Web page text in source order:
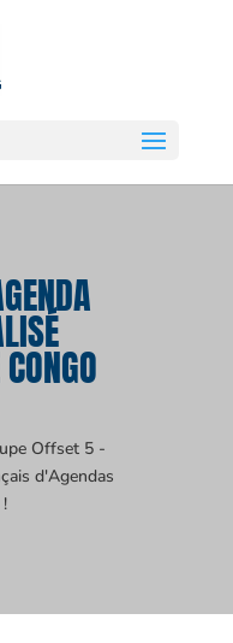
Offset 5 -
d'Agendas